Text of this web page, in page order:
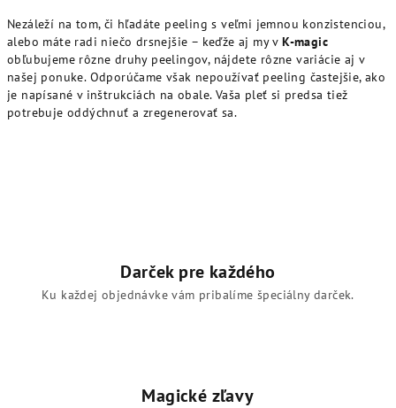
e
p
r
v
k
Nezáleží na tom, či hľadáte peeling s veľmi jemnou konzistenciou,
alebo máte radi niečo drsnejšie – keďže aj my vK-magic
obľubujeme rôzne druhy peelingov, nájdete rôzne variácie aj v
našej ponuke. Odporúčame však nepoužívať peeling častejšie, ako
je napísané v inštrukciách na obale. Vaša pleť si predsa tiež
potrebuje oddýchnuť a zregenerovať sa.
Darček pre každého
Ku každej objednávke vám pribalíme špeciálny darček.
Magické zľavy